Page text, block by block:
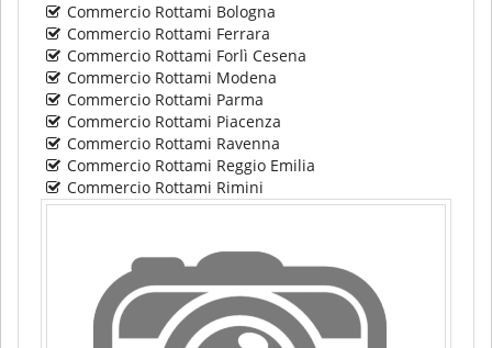
Commercio Rottami Bologna
Commercio Rottami Ferrara
Commercio Rottami Forlì Cesena
Commercio Rottami Modena
Commercio Rottami Parma
Commercio Rottami Piacenza
Commercio Rottami Ravenna
Commercio Rottami Reggio Emilia
Commercio Rottami Rimini